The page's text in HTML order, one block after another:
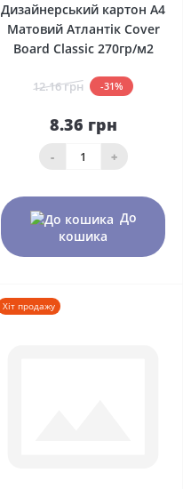
Дизайнерський картон А4
Матовий Атлантік Сover
Board Classic 270гр/м2
12.16 грн -31%
8.36 грн
- +
До
кошика
Хіт продажу